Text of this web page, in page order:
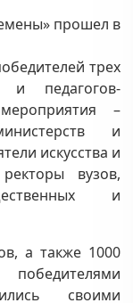
прошел в
трех
и педагогов-
–
и
искусства и
вузов,
и
а также 1000
своими